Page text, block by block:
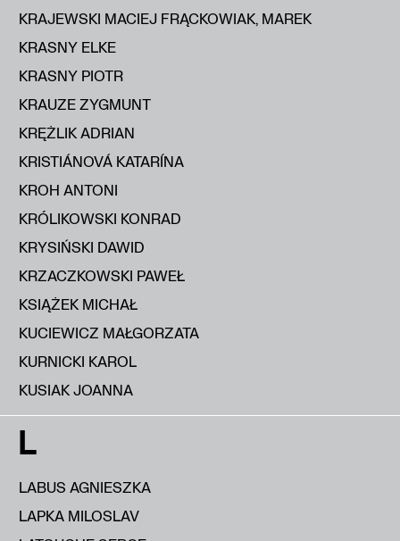
KRAJEWSKI MACIEJ FRĄCKOWIAK, MAREK
KRASNY ELKE
KRASNY PIOTR
KRAUZE ZYGMUNT
KRĘŻLIK ADRIAN
KRISTIÁNOVÁ KATARÍNA
KROH ANTONI
KRÓLIKOWSKI KONRAD
KRYSIŃSKI DAWID
KRZACZKOWSKI PAWEŁ
KSIĄŻEK MICHAŁ
KUCIEWICZ MAŁGORZATA
KURNICKI KAROL
KUSIAK JOANNA
L
LABUS AGNIESZKA
LAPKA MILOSLAV